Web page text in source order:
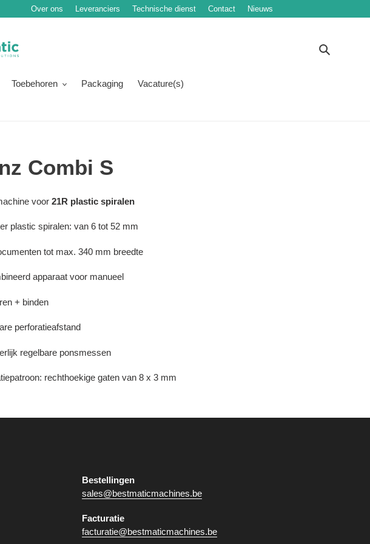
Over ons Leveranciers Technische dienst Contact Nieuws
Toebehoren Packaging Vacature(s)
Combi S
voor 21R plastic spiralen
plastic spiralen: van 6 tot 52 mm
tot max. 340 mm breedte
apparaat voor manueel
+ binden
perforatieafstand
regelbare ponsmessen
rechthoekige gaten van 8 x 3 mm
Bestellingen
sales@bestmaticmachines.be
Facturatie
facturatie@bestmaticmachines.be